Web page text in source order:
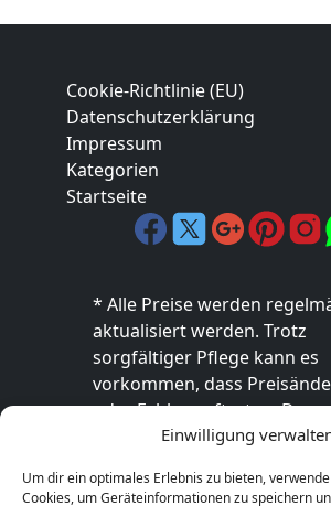
Einwilligung
Um dir ein optimales Erlebnis zu bieten,
Cookies, um Geräteinformationen zu speichern
Cookie-Richtlinie (EU)
Datenschutzerklärung
Impressum
Kategorien
Startseite
* Alle Preise werden
aktualisiert werden. Trotz
sorgfältiger Pflege kann es
vorkommen, dass
oder Fehler auftreten. Der
endgültige Preis sowie die
ausschließlich im jeweiligen